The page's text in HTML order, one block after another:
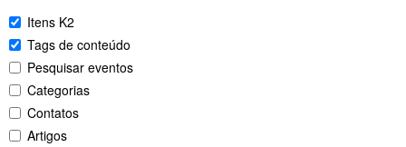
Itens K2
Tags de conteúdo
Pesquisar eventos
Categorias
Contatos
Artigos